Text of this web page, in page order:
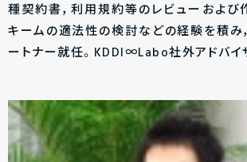
種契約書，利用規約等のレビューおよび
キームの適法性の検討などの経験を積み
ートナー就任。KDDI∞Labo社外アドバイ